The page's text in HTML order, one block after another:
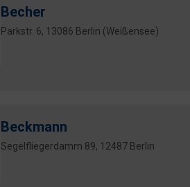
Becher
Parkstr. 6, 13086 Berlin (Weißensee)
Beckmann
Segelfliegerdamm 89, 12487 Berlin